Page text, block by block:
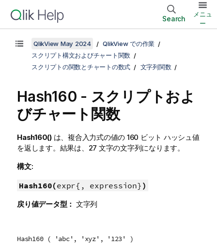
Search
メニュ
ー
QlikView May 2024
QlikView での作業
スクリプト構文およびチャート関数
スクリプトの関数とチャートの数式
文字列関数
Hash160 - スクリプトおよ
びチャート関数
Hash160()は、複合入力式の値の 160 ビット ハッシュ値
を返します。結果は、27 文字の文字列になります。
構文:
Hash160(expr{, expression} )
戻り値データ型： 文字列
Hash160 ( 'abc', 'xyz', '123' )